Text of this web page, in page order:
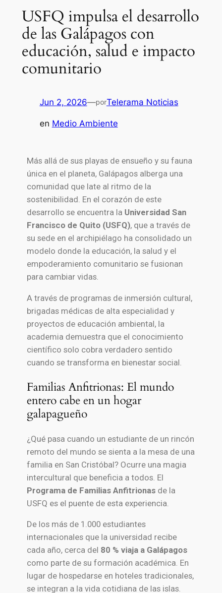
USFQ impulsa el desarrollo
de las Galápagos con
educación, salud e impacto
comunitario
Jun 2, 2026—porTelerama Noticias
en Medio Ambiente
Más allá de sus playas de ensueño y su fauna
única en el planeta, Galápagos alberga una
comunidad que late al ritmo de la
sostenibilidad. En el corazón de este
desarrollo se encuentra la Universidad San
Francisco de Quito (USFQ), que a través de
su sede en el archipiélago ha consolidado un
modelo donde la educación, la salud y el
empoderamiento comunitario se fusionan
para cambiar vidas.
A través de programas de inmersión cultural,
brigadas médicas de alta especialidad y
proyectos de educación ambiental, la
academia demuestra que el conocimiento
científico solo cobra verdadero sentido
cuando se transforma en bienestar social.
Familias Anfitrionas: El mundo
entero cabe en un hogar
galapagueño
¿Qué pasa cuando un estudiante de un rincón
remoto del mundo se sienta a la mesa de una
familia en San Cristóbal? Ocurre una magia
intercultural que beneficia a todos. El
Programa de Familias Anfitrionasde la
USFQ es el puente de esta experiencia.
De los más de 1.000 estudiantes
internacionales que la universidad recibe
cada año, cerca del 80 % viaja a Galápagos
como parte de su formación académica. En
lugar de hospedarse en hoteles tradicionales,
se integran a la vida cotidiana de las islas.